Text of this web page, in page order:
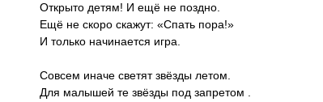
Открыто детям! И ещё не поздно.
Ещё не скоро скажут: «Спать пора!»
И только начинается игра.
Совсем иначе светят звёзды летом.
Для малышей те звёзды под запретом .